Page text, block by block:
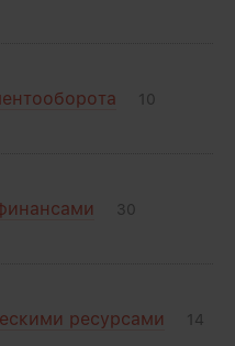
10
30
ресурсами 14